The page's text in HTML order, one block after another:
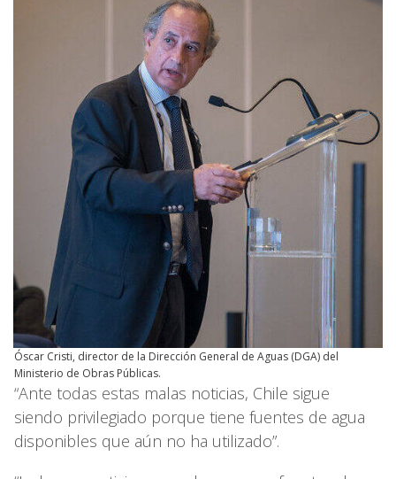
Óscar Cristi, director de la Dirección General de Aguas (DGA) del
Ministerio de Obras Públicas.
“Ante todas estas malas noticias, Chile sigue
siendo privilegiado porque tiene fuentes de agua
disponibles que aún no ha utilizado”.